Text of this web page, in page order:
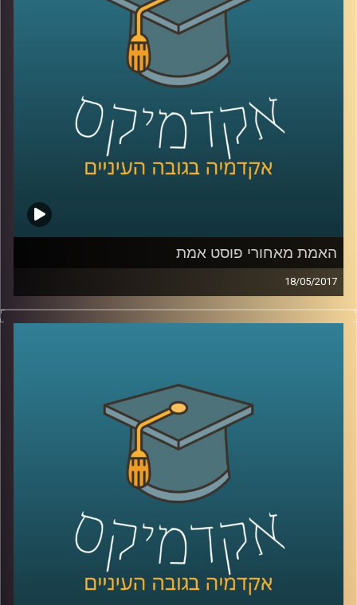
בין תל אביב למומבאיי. כמו כן, עם אילו סוגיות
עלינו להתמודד בהקשר זה בעודנו נמצאים
בעיצומו של תהליך העיור ההיסטורי, בו רוב בני
האדם על פני כדור הארץ גרים בערים ומגמה זו
רק הולכת וגדלה?
AudioVersity
האמת מאחורי פוסט אמת
18/05/2017
מה מהות השיח הציבורי והתקשורתי בעידן בו
אמיתות בעידן כזה? ד"ר ערן גוטר עומד על
מהותו של השיח הלוגי, על הקרקע לצמיחת
מושגים אלו ועל הסיבות להתפוררות הלוגיקה
בשיח הציבורי. כמו כן מה משמעותה של
רטוריקה באופן שבו אנו מגבשים דעות ותפיסות
עולם והאם היא בהכרח פחות רציונלית מצורת
החשיבה הלוגית?
AudioVersity